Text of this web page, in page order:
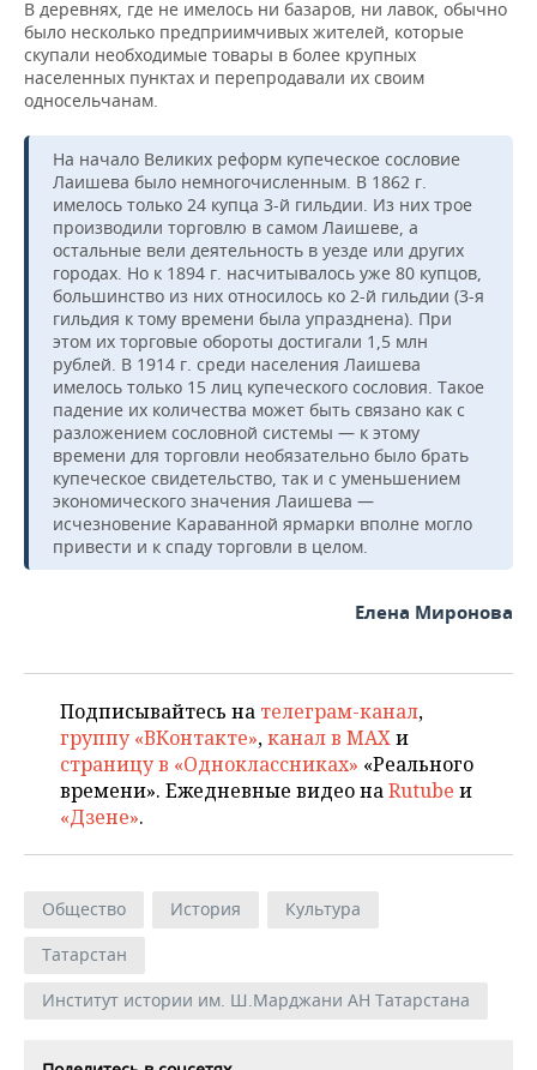
В деревнях, где не имелось ни базаров, ни лавок, обычно
было несколько предприимчивых жителей, которые
скупали необходимые товары в более крупных
населенных пунктах и перепродавали их своим
односельчанам.
На начало Великих реформ купеческое сословие
Лаишева было немногочисленным. В 1862 г.
имелось только 24 купца 3-й гильдии. Из них трое
производили торговлю в самом Лаишеве, а
остальные вели деятельность в уезде или других
городах. Но к 1894 г. насчитывалось уже 80 купцов,
большинство из них относилось ко 2-й гильдии (3-я
гильдия к тому времени была упразднена). При
этом их торговые обороты достигали 1,5 млн
рублей. В 1914 г. среди населения Лаишева
имелось только 15 лиц купеческого сословия. Такое
падение их количества может быть связано как с
разложением сословной системы — к этому
времени для торговли необязательно было брать
купеческое свидетельство, так и с уменьшением
экономического значения Лаишева —
исчезновение Караванной ярмарки вполне могло
привести и к спаду торговли в целом.
Елена Миронова
Подписывайтесь на телеграм-канал,
группу «ВКонтакте»,канал в MAXи
страницу в «Одноклассниках» «Реального
времени». Ежедневные видео наRutube и
«Дзене».
Общество История
Культура
Татарстан
Институт истории им. Ш.Марджани АН Татарстана